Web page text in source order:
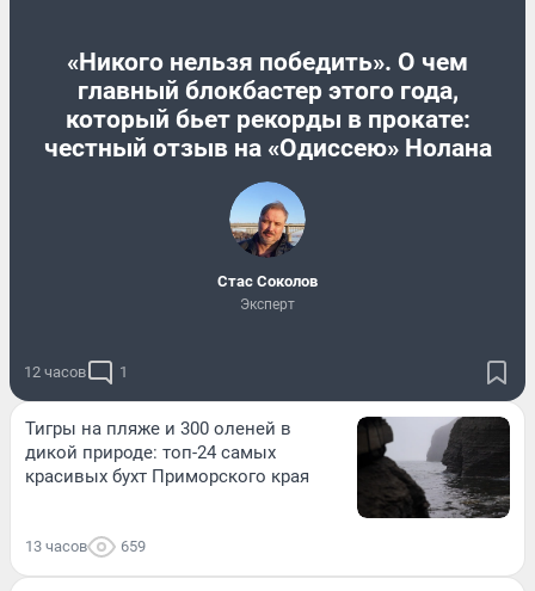
«Никого нельзя победить». О чем
главный блокбастер этого года,
который бьет рекорды в прокате:
честный отзыв на «Одиссею» Нолана
Стас Соколов
Эксперт
12 часов 1
Тигры на пляже и 300 оленей в
дикой природе: топ-24 самых
красивых бухт Приморского края
13 часов 659